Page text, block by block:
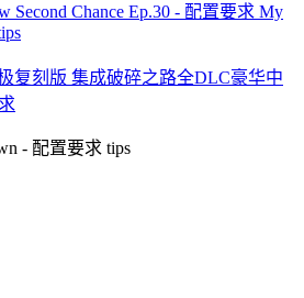
Second Chance Ep.30 - 配置要求 My
复刻版 集成破碎之路全DLC豪华中
- 配置要求 tips